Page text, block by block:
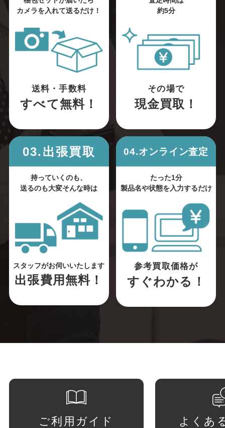
カメラを入れて送るだけ！
送料・手数料
すべて無料！
約5分
その場で
現金買取！
03.出張買取
持っていくのも、
送るのも大変そんな時は
スタッフがお伺いいたします
出張費用無料！
04.オンライン査定
たった1分
製品名や状態を入力するだけ
参考買取価格が
すぐわかる！
ご利用ガイド よくあ